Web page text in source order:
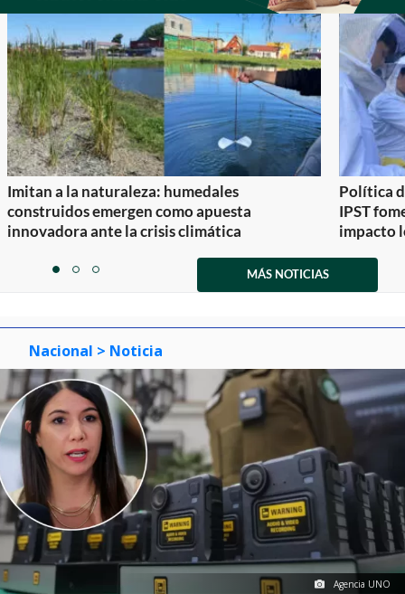
Imitan a la naturaleza: humedales
construidos emergen como apuesta
innovadora ante la crisis climática
Política
IPST
impacto
itemitemitem
MÁS NOTICIAS
Nacional > Noticia
Agencia UNO